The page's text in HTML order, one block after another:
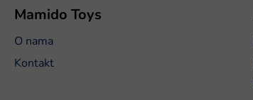
Mamido Toys
O nama
Kontakt